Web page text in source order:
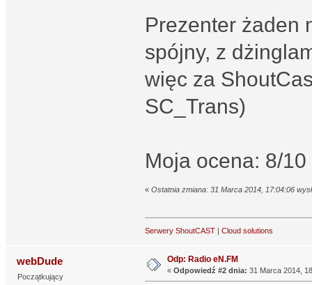
Prezenter żaden
spójny, z
więc za
SC_Trans)
Moja ocena: 8/
« Ostatnia zmiana: 31 Marca 2014, 17:04:06
Serwery ShoutCAST| Cloud solutions
webDude
Początkujący
Odp: Radio eN.FM
« Odpowiedź #2 dnia: 31 Marca 2014,